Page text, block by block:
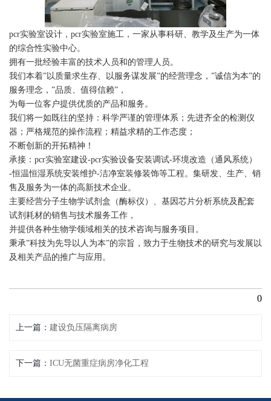
pcr实验室设计，pcr实验室施工，一家从事科研、教学及生产为一体
的综合性实验中心。
拥有一批经验丰富的技术人员和的管理人员。
我们本着”以质量求生存、以服务谋发展”的经营理念，”诚信为本”的
服务理念，”品质、值得信赖”，
为每一位客户提供优质的产品和服务。
我们将一如既往的坚持：科学严谨的管理体系；先进齐全的检测仪
器；严格规范的操作流程；精益求精的工作态度；
不断创新的开拓精神！
承接：pcr实验室建设-pcr实验设备安装调试-环境改造（通风系统）
-恒温恒湿系统安装维护-洁净室装修装饰等工程。集研发、生产、销
售及服务为一体的高新技术企业。
主要经营分子生物学试剂盒（酶标仪）、基因芯片分析系统及配套
试剂耗材的销售与技术服务工作，
并提供各种生物学领域相关的技术咨询与服务项目。
秉承”科技为先导以人为本”的宗旨，致力于生物技术的研究与发展以
及相关产品的推广与应用。
0
上一篇 建设负压隔离病房
下一篇 ICU无菌重症病房净化工程